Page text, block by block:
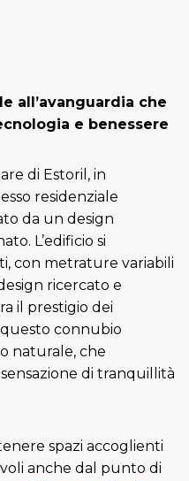
all’avanguardia che
e benessere
di Estoril, in
residenziale
da un design
L’edificio si
con metrature variabili
ricercato e
il prestigio dei
connubio
naturale, che
di tranquillità
spazi accoglienti
anche dal punto di